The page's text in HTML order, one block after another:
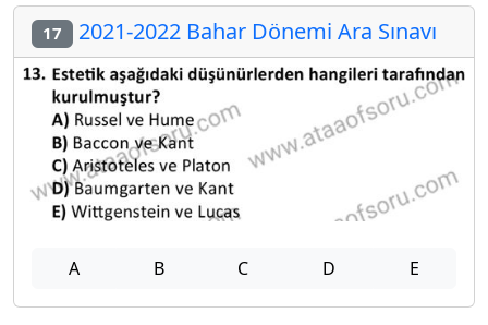
17 2021-2022 Bahar Dönemi Ara Sınavı
A B C D E